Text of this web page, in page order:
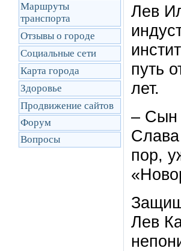
Маршруты
транcпорта
Отзывы о городе
Социальные сети
Карта города
Здоровье
Продвижение сайтов
Форум
Вопросы
Лев
путь
лет.
– Сын
пор,
Лев